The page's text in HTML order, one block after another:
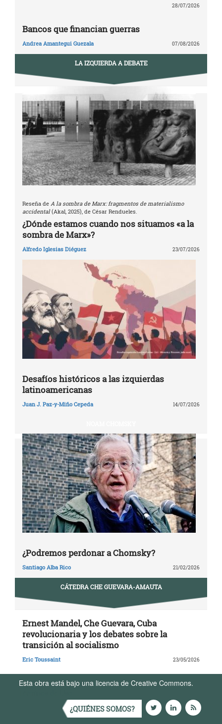
28/07/2026
Bancos que financian guerras
Andrea Amantegui Guezala 07/08/2026
LA IZQUIERDA A DEBATE
Reseña de A la sombra de Marx: fragmentos de materialismo
accidental(Akal, 2025), de César Rendueles.
¿Dónde estamos cuando nos situamos «a la
sombra de Marx»?
Alfredo Iglesias Diéguez 23/07/2026
Desafíos históricos a las izquierdas
latinoamericanas
Juan J. Paz-y-Miño Cepeda 14/07/2026
¿Podremos perdonar a Chomsky?
Santiago Alba Rico 21/02/2026
CÁTEDRA CHE GUEVARA-AMAUTA
Ernest Mandel, Che Guevara, Cuba
revolucionaria y los debates sobre la
transición al socialismo
Eric Toussaint 23/05/2026
Esta obra está bajo una licencia de Creative Commons.
¿QUIÉNES SOMOS?